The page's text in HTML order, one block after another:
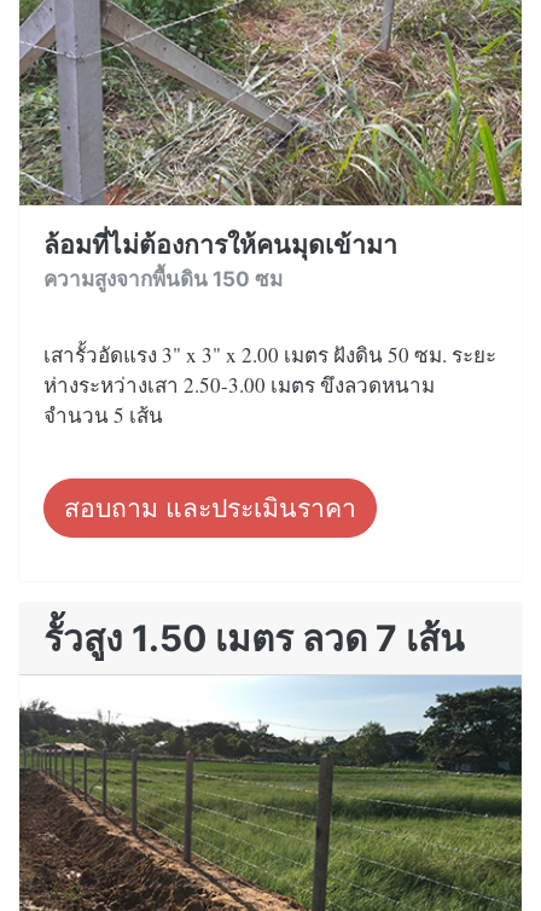
ล้อมที่ไม่ต้องการให้คนมุดเข้ามา
ความสูงจากพื้นดิน 150 ซม
เสารั้วอัดแรง 3" x 3" x 2.00 เมตร ฝังดิน 50 ซม. ระยะ
ห่างระหว่างเสา 2.50-3.00 เมตร ขึงลวดหนาม
จำนวน 5 เส้น
สอบถาม และประเมินราคา
รั้วสูง 1.50 เมตร ลวด 7 เส้น